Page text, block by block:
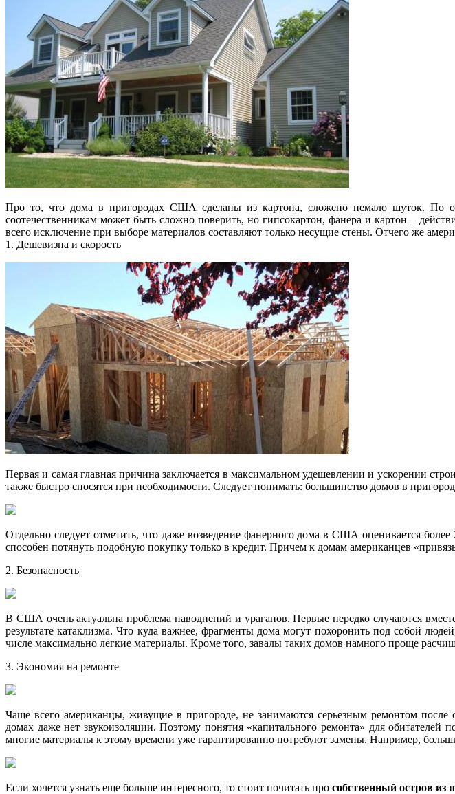
Про то, что дома в пригородах США сделаны из картона, сложено немало шуток. По
соотечественникам может быть сложно поверить, но гипсокартон, фанера и картон –
всего исключение при выборе материалов составляют только несущие стены. Отчего же
1. Дешевизна и скорость
Первая и самая главная причина заключается в максимальном удешевлении и ускорении
также быстро сносятся при необходимости. Следует понимать: большинство домов в
Отдельно следует отметить, что даже возведение фанерного дома в США оценивается
способен потянуть подобную покупку только в кредит. Причем к домам американцев
2. Безопасность
В США очень актуальна проблема наводнений и ураганов. Первые нередко случаются
результате катаклизма. Что куда важнее, фрагменты дома могут похоронить под собой
числе максимально легкие материалы. Кроме того, завалы таких домов намного проще
3. Экономия на ремонте
Чаще всего американцы, живущие в пригороде, не занимаются серьезным ремонтом
домах даже нет звукоизоляции. Поэтому понятия «капитального ремонта» для
многие материалы к этому времени уже гарантированно потребуют замены. Например,
Если хочется узнать еще больше интересного, то стоит почитать про собственный остров из